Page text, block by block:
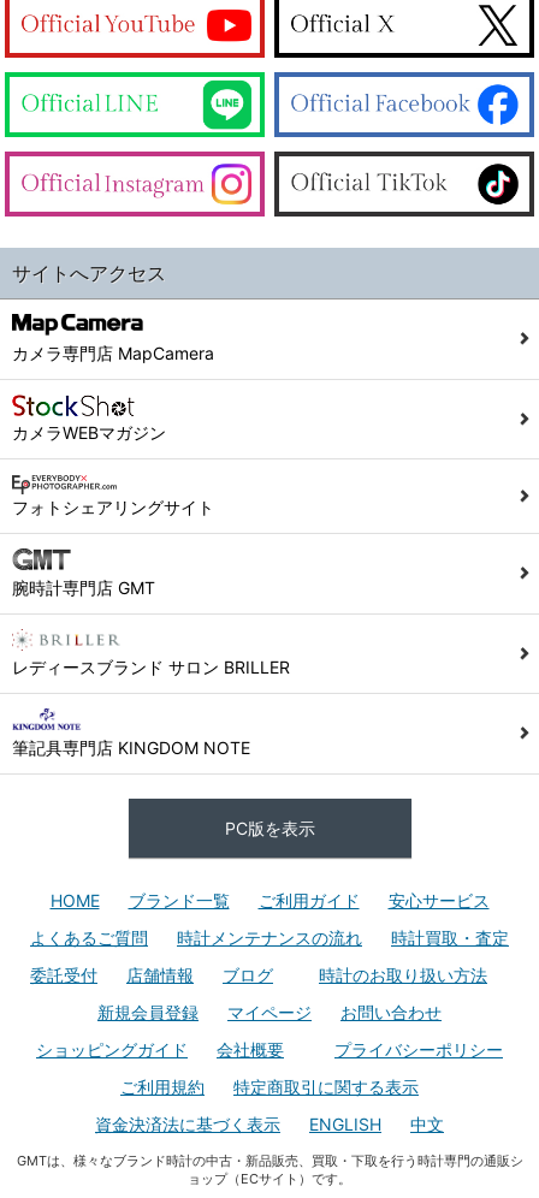
サイトへアクセス
カメラ専門店 MapCamera
カメラWEBマガジン
フォトシェアリングサイト
腕時計専門店 GMT
レディースブランド サロン BRILLER
筆記具専門店 KINGDOM NOTE
PC版を表示
HOME ブランド一覧 ご利用ガイド
安心サービス
よくあるご質問
時計メンテナンスの流れ
時計買取・査定
委託受付
店舗情報 ブログ
時計のお取り扱い方法
新規会員登録
マイページ
お問い合わせ
ショッピングガイド
会社概要
プライバシーポリシー
ご利用規約
特定商取引に関する表示
資金決済法に基づく表示
ENGLISH 中文
GMTは、様々なブランド時計の中古・新品販売、買取・下取を行う時計専門の通販シ
ョップ（ECサイト）です。